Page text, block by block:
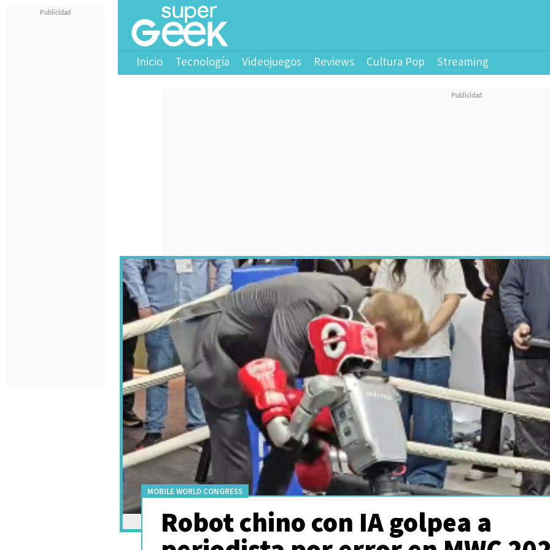
Inicio Tecnología Videojuegos Reviews Cultura Pop Streaming
MOBILE WORLD CONGRESS
Robot chino con IA golpea a